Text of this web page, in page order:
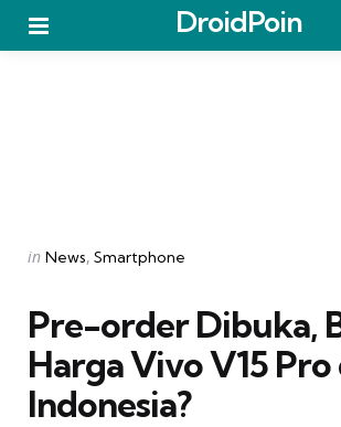
DroidPoin
Categories
Posted
in News Smartphone
Pre-order Dibuka,
Harga Vivo V15 Pro
Indonesia?